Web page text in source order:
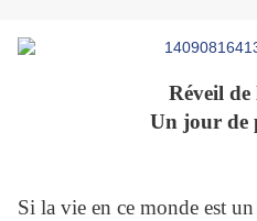
Réveil de
Un jour de
Si la vie en ce monde est